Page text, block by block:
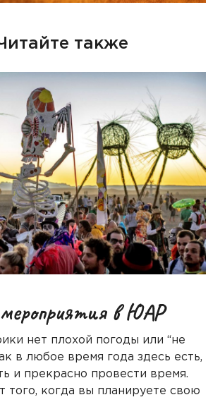
также
в ЮАР
нет плохой погоды или “не
в любое время года здесь есть,
и прекрасно провести время.
того, когда вы планируете свою